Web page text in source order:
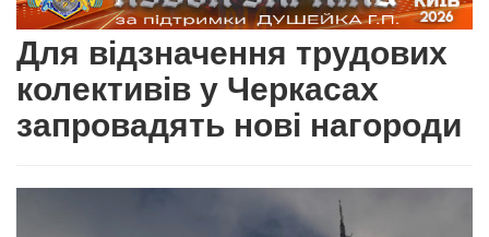
Для відзначення трудових
колективів у Черкасах
запровадять нові нагороди